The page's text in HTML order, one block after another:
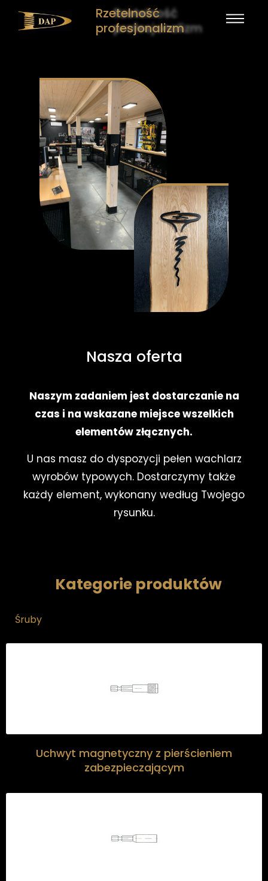
Rzetelność
profesjonalizm
Nasza oferta
Naszym zadaniem jest dostarczanie na
czas i na wskazane miejsce wszelkich
elementów złącznych.
U nas masz do dyspozycji pełen wachlarz
wyrobów typowych. Dostarczymy także
każdy element, wykonany według Twojego
rysunku.
Kategorie produktów
Śruby
Uchwyt magnetyczny z pierścieniem
zabezpieczającym